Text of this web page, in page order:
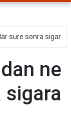
süre sonra sigara
ne
sigara